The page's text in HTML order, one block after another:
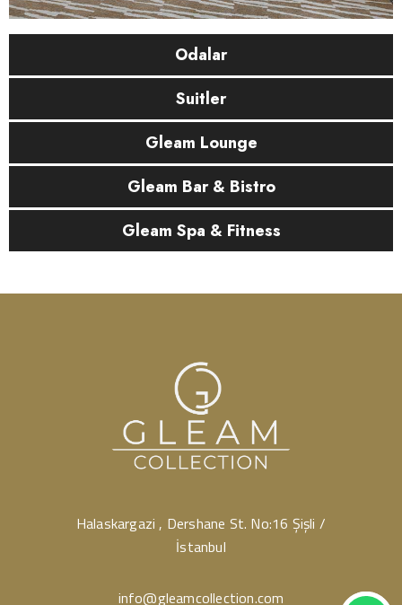
Odalar
Suitler
Gleam Lounge
Gleam Bar & Bistro
Gleam Spa & Fitness
Halaskargazi , Dershane St. No:16 Şişli /
İstanbul
info@gleamcollection.com